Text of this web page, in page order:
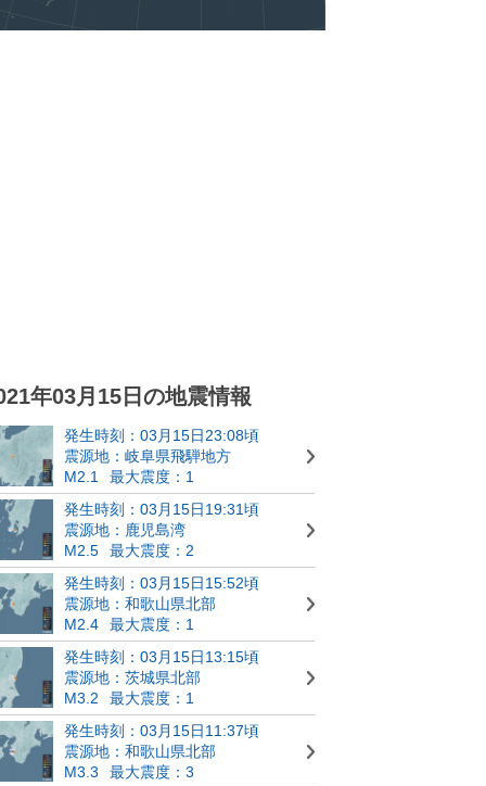
年03月15日の地震情報
発生時刻：03月15日23:08頃
震源地：岐阜県飛騨地方
M2.1
最大震度：1
発生時刻：03月15日19:31頃
震源地：鹿児島湾
M2.5
最大震度：2
発生時刻：03月15日15:52頃
震源地：和歌山県北部
M2.4
最大震度：1
発生時刻：03月15日13:15頃
震源地：茨城県北部
M3.2
最大震度：1
発生時刻：03月15日11:37頃
震源地：和歌山県北部
M3.3
最大震度：3